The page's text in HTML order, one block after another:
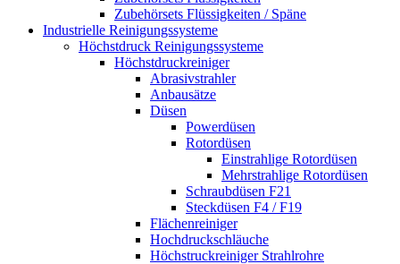
Zubehörsets Flüssigkeiten / Späne
Industrielle Reinigungssysteme
Höchstdruck Reinigungssysteme
Höchstdruckreiniger
Abrasivstrahler
Anbausätze
Düsen
Powerdüsen
Rotordüsen
Einstrahlige Rotordüsen
Mehrstrahlige Rotordüsen
Schraubdüsen F21
Steckdüsen F4 / F19
Flächenreiniger
Hochdruckschläuche
Höchstruckreiniger Strahlrohre